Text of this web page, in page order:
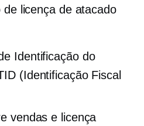
licença de atacado
Identificação do
(Identificação Fiscal
vendas e licença